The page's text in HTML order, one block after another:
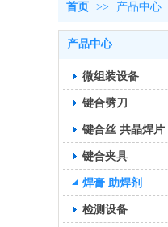
首页 >> 产品中心
产品中心
微组装设备
键合劈刀
键合丝 共晶焊片
键合夹具
焊膏 助焊剂
检测设备